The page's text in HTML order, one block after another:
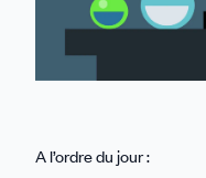
A l’ordre du jour :